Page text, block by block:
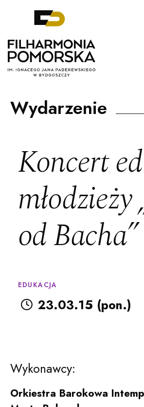
Filharmonia Pomorska
Wydarzenie
Koncert
od Bacha”
EDUKACJA
23.03.15 (pon.)
Wykonawcy:
Orkiestra Barokowa